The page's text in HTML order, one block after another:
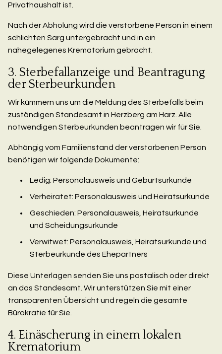
Privathaushalt ist.
Nach der Abholung wird die verstorbene Person in einem
schlichten Sarg untergebracht und in ein
nahegelegenes Krematorium gebracht.
3. Sterbefallanzeige und Beantragung
der Sterbeurkunden
Wir kümmern uns um die Meldung des Sterbefalls beim
zuständigen Standesamt in Herzberg am Harz. Alle
notwendigen Sterbeurkunden beantragen wir für Sie.
Abhängig vom Familienstand der verstorbenen Person
benötigen wir folgende Dokumente:
Ledig: Personalausweis und Geburtsurkunde
Verheiratet: Personalausweis und Heiratsurkunde
Geschieden: Personalausweis, Heiratsurkunde
und Scheidungsurkunde
Verwitwet: Personalausweis, Heiratsurkunde und
Sterbeurkunde des Ehepartners
Diese Unterlagen senden Sie uns postalisch oder direkt
an das Standesamt. Wir unterstützen Sie mit einer
transparenten Übersicht und regeln die gesamte
Bürokratie für Sie.
4. Einäscherung in einem lokalen
Krematorium